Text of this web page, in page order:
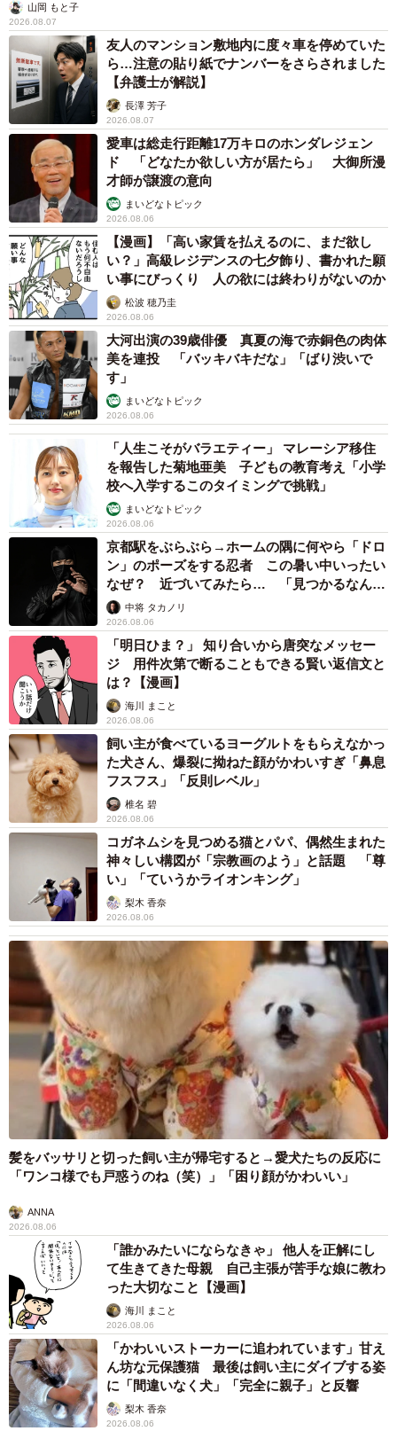
山岡 もと子
2026.08.07
友人のマンション敷地内に度々車を停めていた
ら…注意の貼り紙でナンバーをさらされました
【弁護士が解説】
長澤 芳子
2026.08.07
愛車は総走行距離17万キロのホンダレジェン
ド 「どなたか欲しい方が居たら」 大御所漫
才師が譲渡の意向
まいどなトピック
2026.08.06
【漫画】「高い家賃を払えるのに、まだ欲し
い？」高級レジデンスの七夕飾り、書かれた願
い事にびっくり 人の欲には終わりがないのか
松波 穂乃圭
2026.08.06
大河出演の39歳俳優 真夏の海で赤銅色の肉体
美を連投 「バッキバキだな」「ばり渋いで
す」
まいどなトピック
2026.08.06
「人生こそがバラエティー」 マレーシア移住
を報告した菊地亜美 子どもの教育考え「小学
校へ入学するこのタイミングで挑戦」
まいどなトピック
2026.08.06
京都駅をぶらぶら→ホームの隅に何やら「ドロ
ン」のポーズをする忍者 この暑い中いったい
なぜ？ 近づいてみたら… 「見つかるなんて
未熟」中将 タカノリ
2026.08.06
「明日ひま？」 知り合いから唐突なメッセー
ジ 用件次第で断ることもできる賢い返信文と
は？【漫画】
海川 まこと
2026.08.06
飼い主が食べているヨーグルトをもらえなかっ
た犬さん、爆裂に拗ねた顔がかわいすぎ「鼻息
フスフス」「反則レベル」
椎名 碧
2026.08.06
コガネムシを見つめる猫とパパ、偶然生まれた
神々しい構図が「宗教画のよう」と話題 「尊
い」「ていうかライオンキング」
梨木 香奈
2026.08.06
髪をバッサリと切った飼い主が帰宅すると→愛犬たちの反応に
「ワンコ様でも戸惑うのね（笑）」「困り顔がかわいい」
ANNA
2026.08.06
「誰かみたいにならなきゃ」 他人を正解にし
て生きてきた母親 自己主張が苦手な娘に教わ
った大切なこと【漫画】
海川 まこと
2026.08.06
「かわいいストーカーに追われています」甘え
ん坊な元保護猫 最後は飼い主にダイブする姿
に「間違いなく犬」「完全に親子」と反響
梨木 香奈
2026.08.06